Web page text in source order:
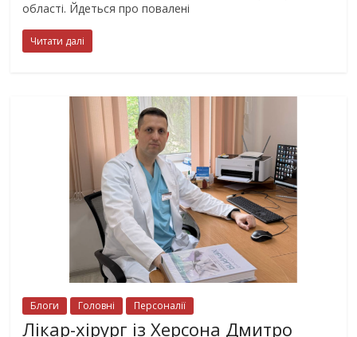
області. Йдеться про повалені
Читати далі
Блоги Головні Персоналії
Лікар-хірург із Херсона Дмитро